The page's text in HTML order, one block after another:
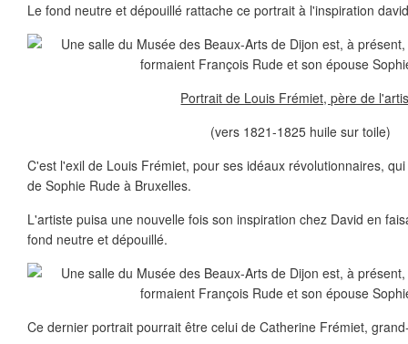
Le fond neutre et dépouillé rattache ce portrait à l'inspiration
Portrait de Louis Frémiet, père de
(vers 1821-1825 huile sur toile)
C'est l'exil de Louis Frémiet, pour ses idéaux révolutionnaires,
de Sophie Rude à Bruxelles.
L'artiste puisa une nouvelle fois son inspiration chez David en
fond neutre et dépouillé.
Ce dernier portrait pourrait être celui de Catherine Frémiet,